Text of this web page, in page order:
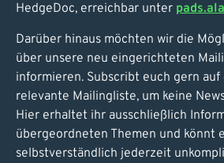
HedgeDoc, erreichbar unter
Darüber hinaus möchten wir die
über unsere neu eingerichteten
informieren. Subscribt euch gern
relevante Mailingliste, um keine
Hier erhaltet ihr ausschließlich
übergeordneten Themen und könnt
selbstverständlich jederzeit